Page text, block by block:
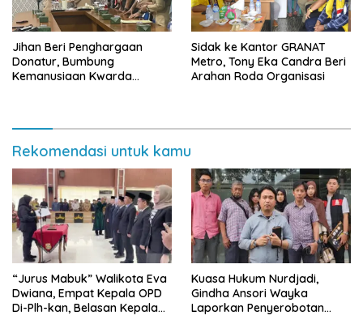
Jihan Beri Penghargaan
Donatur, Bumbung
Kemanusiaan Kwarda
‎Sidak ke Kantor GRANAT
Metro, Tony Eka Candra Beri
Arahan Roda Organisasi
Rekomendasi untuk kamu
“Jurus Mabuk” Walikota Eva
Dwiana, Empat Kepala OPD
Di-Plh-kan, Belasan Kepala
Kuasa Hukum Nurdjadi,
Gindha Ansori Wayka
Laporkan Penyerobotan